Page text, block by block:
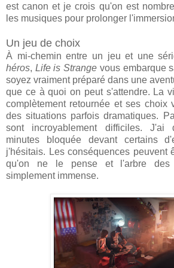
est canon et je crois qu'on est
les musiques pour prolonger
Un jeu de choix
À mi-chemin entre un jeu et une
héros, Life is Strange vous embarque
soyez vraiment préparé dans une
que ce à quoi on peut s'attendre. La
complètement retournée et ses choix
des situations parfois dramatiques.
sont incroyablement difficiles. J'ai
minutes bloquée devant certains
j'hésitais. Les conséquences peuvent
qu'on ne le pense et l'arbre des
simplement immense.